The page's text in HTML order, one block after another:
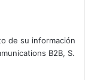
de su información
B2B, S.